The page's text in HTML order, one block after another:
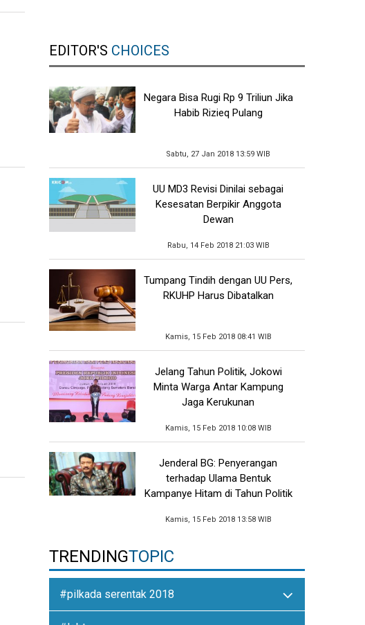
EDITOR'S CHOICES
Negara Bisa Rugi Rp 9 Triliun Jika
Habib Rizieq Pulang
Sabtu, 27 Jan 2018 13:59 WIB
UU MD3 Revisi Dinilai sebagai
Kesesatan Berpikir Anggota
Dewan
Rabu, 14 Feb 2018 21:03 WIB
Tumpang Tindih dengan UU Pers,
RKUHP Harus Dibatalkan
Kamis, 15 Feb 2018 08:41 WIB
Jelang Tahun Politik, Jokowi
Minta Warga Antar Kampung
Jaga Kerukunan
Kamis, 15 Feb 2018 10:08 WIB
Jenderal BG: Penyerangan
terhadap Ulama Bentuk
Kampanye Hitam di Tahun Politik
Kamis, 15 Feb 2018 13:58 WIB
TRENDINGTOPIC
#pilkada serentak 2018